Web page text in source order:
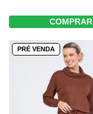
COMPRAR
PRÉ VENDA